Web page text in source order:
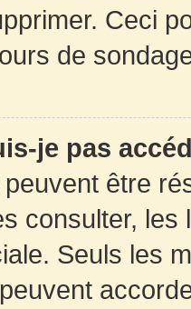
Ceci
de
je pas
être
consulter,
Seuls les